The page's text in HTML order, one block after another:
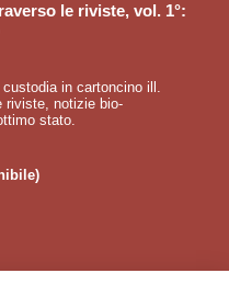
le riviste, vol. 1°:
in cartoncino ill.
riviste, notizie bio-
stato.